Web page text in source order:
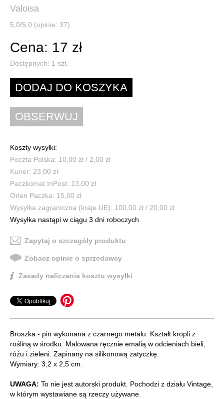
Valoisa
5,0/5,0 (opinie: 37)
Cena: 17 zł
Dostępnych: 1 szt.
Koszty wysyłki:
Poczta Polska: 10,00 zł / 2,00 zł
Kurier: 23,00 zł
Paczkomat InPost: 13,00 zł
Orlen Paczka: 15,00 zł
Wysyłka zagraniczna (kraje UE): 100,00 zł / 20,00 zł
Wysyłka nastąpi w ciągu 3 dni roboczych
Zapytaj o szczegóły produktu
Zobacz opinie o sprzedawcy
Zasady naliczania kosztu wysyłki
Broszka - pin wykonana z czarnego metalu. Kształt kropli z
rośliną w środku. Malowana ręcznie emalią w odcieniach bieli,
różu i zieleni. Zapinany na silikonową zatyczkę.
Wymiary: 3,2 x 2,5 cm.
UWAGA: To nie jest autorski produkt. Pochodzi z działu Vintage,
w którym wystawiane są rzeczy używane.